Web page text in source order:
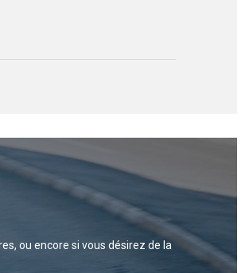
ou encore si vous désirez de la